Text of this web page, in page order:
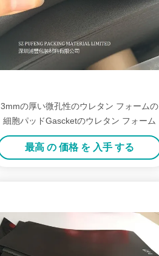
3mmの厚い微孔性のウレタン フォームの
細胞パッドGascketのウレタン フォーム
最高 の 価格 を 入手 する